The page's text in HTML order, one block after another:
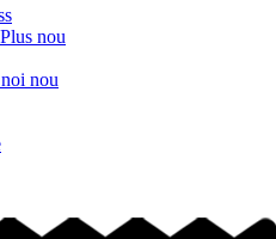
nou
nou